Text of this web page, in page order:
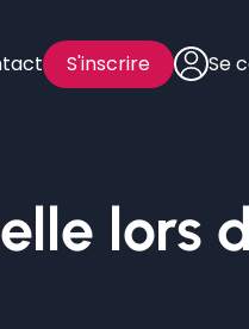
S'inscrire Se
lors